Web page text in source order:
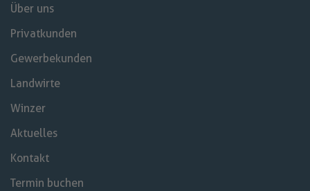
Über uns
Privatkunden
Gewerbekunden
Landwirte
Winzer
Aktuelles
Kontakt
Termin buchen